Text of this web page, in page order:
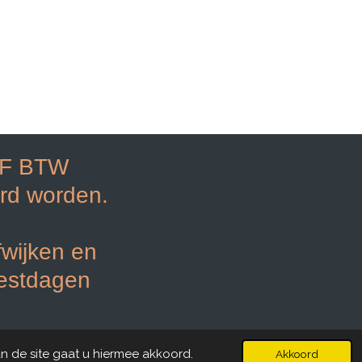
de site gaat u hiermee akkoord. Akkoord
BTW
worden.
en
Powered by